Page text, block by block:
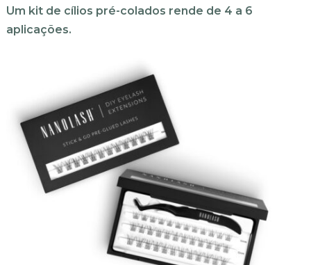
Um kit de cílios pré-colados rende de 4 a 6
aplicações.